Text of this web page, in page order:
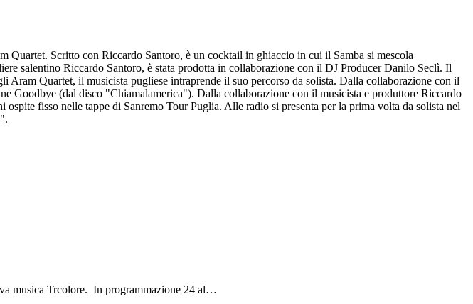
Scritto con Riccardo Santoro, è un cocktail in ghiaccio in cui il Samba si mescola
salentino Riccardo Santoro, è stata prodotta in collaborazione con il DJ Producer Danilo Seclì. Il
Quartet, il musicista pugliese intraprende il suo percorso da solista. Dalla collaborazione con il
Goodbye (dal disco "Chiamalamerica"). Dalla collaborazione con il musicista e produttore Riccardo
fisso nelle tappe di Sanremo Tour Puglia. Alle radio si presenta per la prima volta da solista nel
musica Trcolore. In programmazione 24 al…